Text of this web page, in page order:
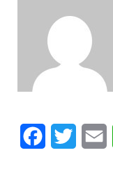
FacebookTwitter